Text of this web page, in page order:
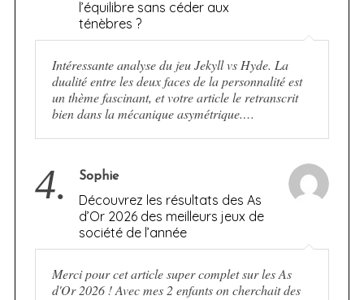
l’équilibre sans céder aux
ténèbres ?
Intéressante analyse du jeu Jekyll vs Hyde. La
dualité entre les deux faces de la personnalité est
un thème fascinant, et votre article le retranscrit
bien dans la mécanique asymétrique.…
4. Sophie
Découvrez les résultats des As
d’Or 2026 des meilleurs jeux de
société de l’année
Merci pour cet article super complet sur les As
d'Or 2026 ! Avec mes 2 enfants on cherchait des